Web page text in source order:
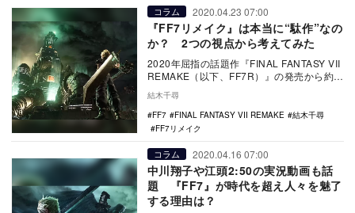
コラム 2020.04.23 07:00
『FF7リメイク』は本当に“駄作”なの
か？ 2つの視点から考えてみた
2020年屈指の話題作『FINAL FANTASY VII
REMAKE（以下、FF7R）』の発売から約2
週間が経ち、ネット上に…
結木千尋
FF7
FINAL FANTASY VII REMAKE
結木千尋
FF7リメイク
コラム 2020.04.16 07:00
中川翔子や江頭2:50の実況動画も話
題 『FF7』が時代を超え人々を魅了
する理由は？